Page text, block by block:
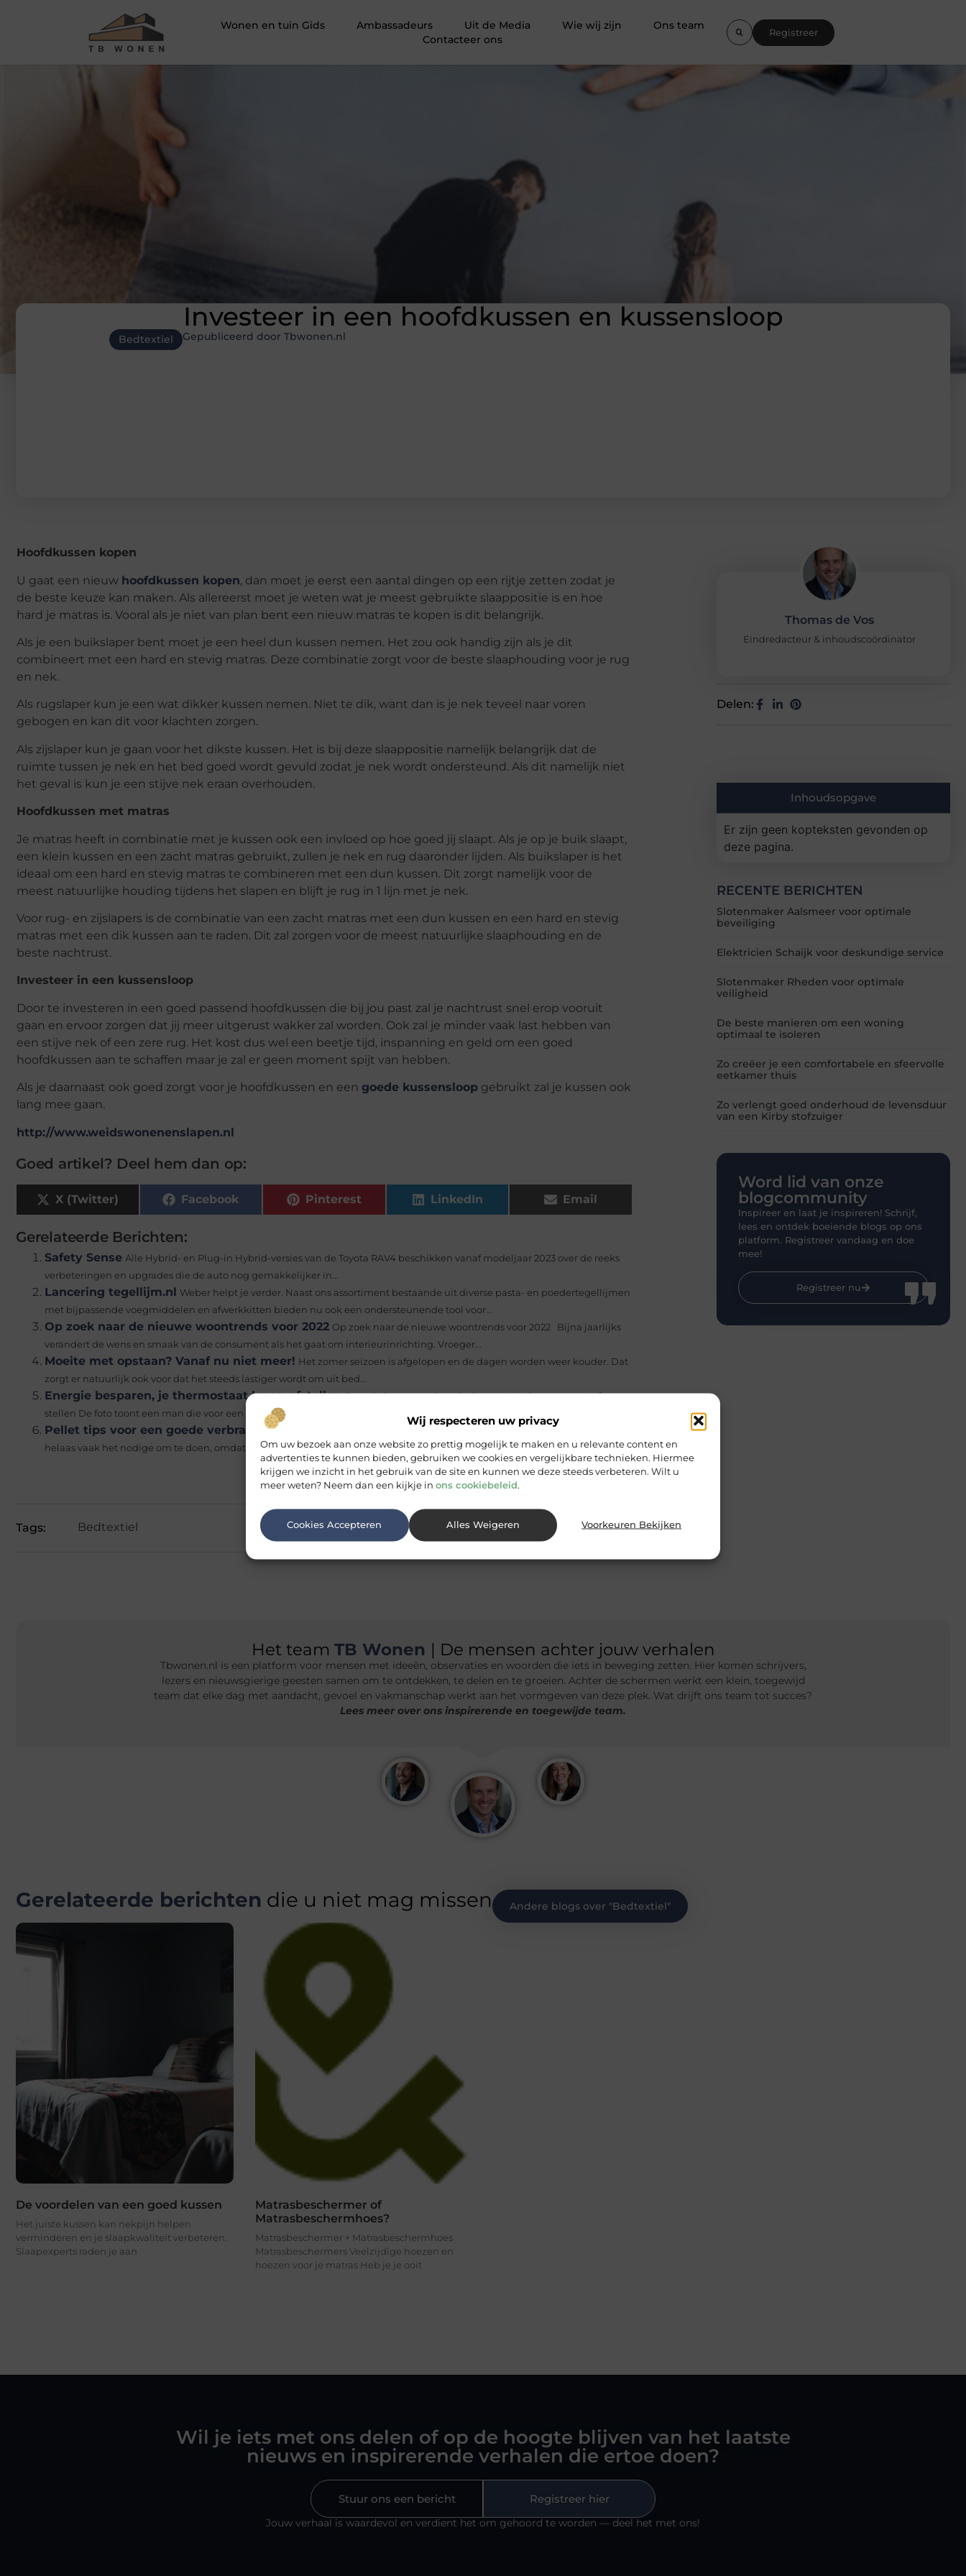
Wij respecteren uw privacy
Om uw bezoek aan onze website zo prettig mogelijk te maken en u relevante content en
advertenties te kunnen bieden, gebruiken we cookies en vergelijkbare technieken. Hiermee
krijgen we inzicht in het gebruik van de site en kunnen we deze steeds verbeteren. Wilt u
meer weten? Neem dan een kijkje in ons cookiebeleid
Cookies Accepteren Alles Weigeren Voorkeuren Bekijken
Wonen en tuin Gids Ambassadeurs Uit de Media Wie wij zijn
Ons team
Contacteer ons
Registreer
Investeer in een hoofdkussen en kussensloop
Bedtextiel Gepubliceerd door Tbwonen.nl
Hoofdkussen kopen
U gaat een nieuw hoofdkussen kopen, dan moet je eerst een aantal dingen op een rijtje zetten zodat je
de beste keuze kan maken. Als allereerst moet je weten wat je meest gebruikte slaappositie is en hoe
hard je matras is. Vooral als je niet van plan bent een nieuw matras te kopen is dit belangrijk.
Als je een buikslaper bent moet je een heel dun kussen nemen. Het zou ook handig zijn als je dit
combineert met een hard en stevig matras. Deze combinatie zorgt voor de beste slaaphouding voor je rug
en nek.
Als rugslaper kun je een wat dikker kussen nemen. Niet te dik, want dan is je nek teveel naar voren
gebogen en kan dit voor klachten zorgen.
Als zijslaper kun je gaan voor het dikste kussen. Het is bij deze slaappositie namelijk belangrijk dat de
ruimte tussen je nek en het bed goed wordt gevuld zodat je nek wordt ondersteund. Als dit namelijk niet
het geval is kun je een stijve nek eraan overhouden.
Hoofdkussen met matras
Je matras heeft in combinatie met je kussen ook een invloed op hoe goed jij slaapt. Als je op je buik slaapt,
een klein kussen en een zacht matras gebruikt, zullen je nek en rug daaronder lijden. Als buikslaper is het
ideaal om een hard en stevig matras te combineren met een dun kussen. Dit zorgt namelijk voor de
meest natuurlijke houding tijdens het slapen en blijft je rug in 1 lijn met je nek.
Voor rug- en zijslapers is de combinatie van een zacht matras met een dun kussen en een hard en stevig
matras met een dik kussen aan te raden. Dit zal zorgen voor de meest natuurlijke slaaphouding en de
beste nachtrust.
Investeer in een kussensloop
Door te investeren in een goed passend hoofdkussen die bij jou past zal je nachtrust snel erop vooruit
gaan en ervoor zorgen dat jij meer uitgerust wakker zal worden. Ook zal je minder vaak last hebben van
een stijve nek of een zere rug. Het kost dus wel een beetje tijd, inspanning en geld om een goed
hoofdkussen aan te schaffen maar je zal er geen moment spijt van hebben.
Als je daarnaast ook goed zorgt voor je hoofdkussen en een goede kussensloop gebruikt zal je kussen ook
lang mee gaan.
http://www.weidswonenenslapen.nl
Goed artikel? Deel hem dan op:
X (Twitter) Facebook Pinterest LinkedIn Email
Gerelateerde Berichten:
Safety Sense Alle Hybrid- en Plug-in Hybrid-versies van de Toyota RAV4 beschikken vanaf modeljaar 2023 over de reeks
verbeteringen en upgrades die de auto nog gemakkelijker in...
Lancering tegellijm.nl
Weber helpt je verder. Naast ons assortiment bestaande uit diverse pasta- en poedertegellijmen
met bijpassende voegmiddelen en afwerkkitten bieden nu ook een ondersteunende tool voor...
Op zoek naar de nieuwe woontrends voor 2022 Op zoek naar de nieuwe woontrends voor 2022 Bijna jaarlijks
verandert de wens en smaak van de consument als het gaat om interieurinrichting. Vroeger...
Moeite met opstaan? Vanaf nu niet meer! Het zomer seizoen is afgelopen en de dagen worden weer kouder. Dat
zorgt er natuurlijk ook voor dat het steeds lastiger wordt om uit bed...
Energie besparen, je thermostaat kraan afstellen Energie besparen door de thermostaat kraan correct af te
stellen De foto toont een man die voor een kachel zit, tevreden omdat hij stookkosten bespaart...
Pellet tips voor een goede verbranding
helaas vaak het nodige om te doen, omdat de uitstoot niet...
Tags: Bedtextiel
Thomas de Vos
Eindredacteur & inhoudscoördinator
Delen:
Inhoudsopgave
Er zijn geen kopteksten gevonden op
deze pagina.
RECENTE BERICHTEN
Slotenmaker Aalsmeer voor optimale
beveiliging
Elektricien Schaijk voor deskundige service
Slotenmaker Rheden voor optimale
veiligheid
De beste manieren om een woning
optimaal te isoleren
Zo creëer je een comfortabele en sfeervolle
eetkamer thuis
Zo verlengt goed onderhoud de levensduur
van een Kirby stofzuiger
Word lid van onze
blogcommunity
Inspireer en laat je inspireren! Schrijf,
lees en ontdek boeiende blogs op ons
platform. Registreer vandaag en doe
mee!
Registreer nu
Het team TB Wonen | De mensen achter jouw verhalen
Tbwonen.nl is een platform voor mensen met ideeën, observaties en woorden die iets in beweging zetten. Hier komen schrijvers,
lezers en nieuwsgierige geesten samen om te ontdekken, te delen en te groeien. Achter de schermen werkt een klein, toegewijd
team dat elke dag met aandacht, gevoel en vakmanschap werkt aan het vormgeven van deze plek. Wat drijft ons team tot succes?
Lees meer over ons inspirerende en toegewijde team.
Gerelateerde berichten die u niet mag missen Andere blogs over "Bedtextiel"
De voordelen van een goed kussen
Het juiste kussen kan nekpijn helpen
verminderen en je slaapkwaliteit verbeteren.
Slaapexperts raden je aan
Matrasbeschermer of
Matrasbeschermhoes?
Matrasbeschermer + Matrasbeschermhoes
Matrasbeschermers Veelzijdige hoezen en
hoezen voor je matras Heb je je ooit
Wil je iets met ons delen of op de hoogte blijven van het laatste
nieuws en inspirerende verhalen die ertoe doen?
Stuur ons een bericht Registreer hier
Jouw verhaal is waardevol en verdient het om gehoord te worden — deel het met ons!